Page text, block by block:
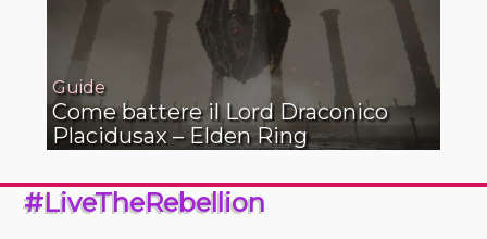
Guide
Come battere il Lord Draconico
Placidusax – Elden Ring
#LiveTheRebellion